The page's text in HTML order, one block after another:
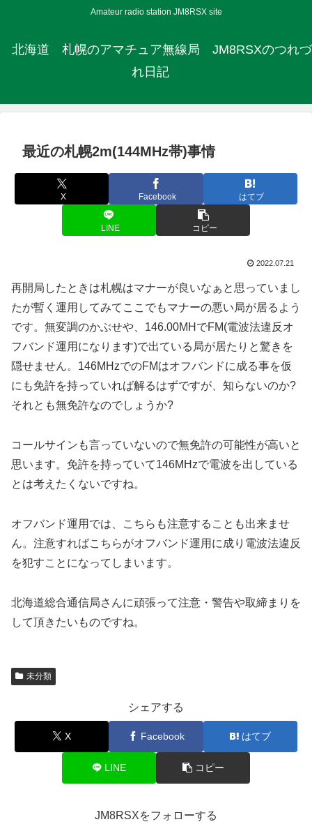
Amateur radio station JM8RSX site
北海道 札幌のアマチュア無線局 JM8RSXのつれづ
れ日記
最近の札幌2m(144MHz帯)事情
X Facebook はてブ
LINE コピー
2022.07.21
再開局したときは札幌はマナーが良いなぁと思っていまし
たが暫く運用してみてここでもマナーの悪い局が居るよう
です。無変調のかぶせや、146.00MHでFM(電波法違反オ
フバンド運用になります)で出ている局が居たりと驚きを
隠せません。146MHzでのFMはオフバンドに成る事を仮
にも免許を持っていれば解るはずですが、知らないのか?
それとも無免許なのでしょうか?
コールサインも言っていないので無免許の可能性が高いと
思います。免許を持っていて146MHzで電波を出している
とは考えたくないですね。
オフバンド運用では、こちらも注意することも出来ませ
ん。注意すればこちらがオフバンド運用に成り電波法違反
を犯すことになってしまいます。
北海道総合通信局さんに頑張って注意・警告や取締まりを
して頂きたいものですね。
未分類
シェアする
X Facebook はてブ
LINE コピー
JM8RSXをフォローする